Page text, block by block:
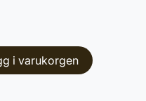
i varukorgen